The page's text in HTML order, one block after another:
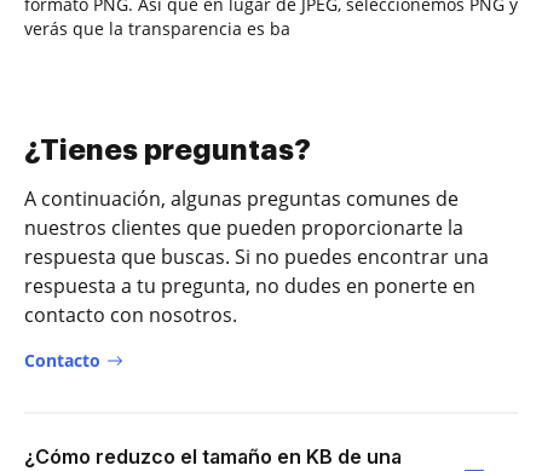
verás que la transparencia es ba
¿Tienes preguntas?
A continuación, algunas preguntas comunes de
nuestros clientes que pueden proporcionarte la
respuesta que buscas. Si no puedes encontrar una
respuesta a tu pregunta, no dudes en ponerte en
contacto con nosotros.
Contacto
¿Cómo reduzco el tamaño en KB de una